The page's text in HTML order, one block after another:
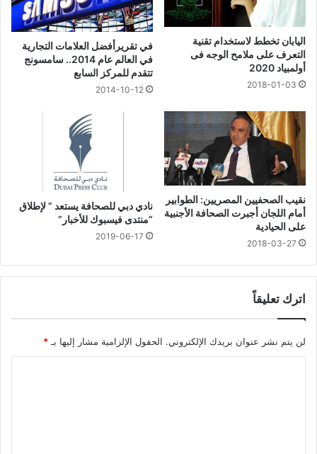
اليابان تخطط لاستخدام تقنية
التعرف على ملامح الوجه فى
أولمبياد 2020
2018-01-03
في تقريرأفضل العلامات التجارية
في العالم عام 2014.. سامسونج
تتقدم للمركز السابع
2014-10-12
نقيب الصحفيين المصريين: الطوابير
أمام اللجان أجبرت الصحافة الأجنبية
على الحيادية
2018-03-27
نادي دبي للصحافة يستعد ” لإطلاق
“منتدى فيسبوك للأخبار”
2019-06-17
اترك تعليقاً
لن يتم نشر عنوان بريدك الإلكتروني. الحقول الإلزامية مشار إليها بـ*